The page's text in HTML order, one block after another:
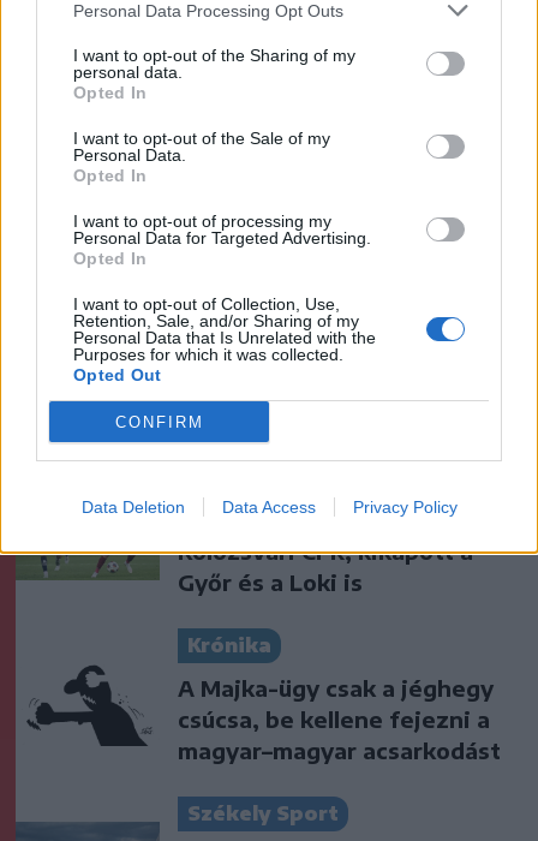
Personal Data Processing Opt Outs
I want to opt-out of the Sharing of my
personal data.
Opted In
I want to opt-out of the Sale of my
Personal Data.
Opted In
I want to opt-out of processing my
Personal Data for Targeted Advertising.
Opted In
I want to opt-out of Collection, Use,
Retention, Sale, and/or Sharing of my
Personal Data that Is Unrelated with the
Purposes for which it was collected.
Opted Out
CONFIRM
Data Deletion Data Access Privacy Policy
Ezek is érdekelhetik
Székelyhon
kórházba, miután kiemelték a
Marosból – frissítve
Székelyhon
Székelykeresztúri üzleteknél
hatóságok
Nagy pofonba szaladt belé a
Kolozsvári CFR, kikapott a
Győr és a Loki is
Krónika
A Majka-ügy csak a jéghegy
csúcsa, be kellene fejezni a
magyar–magyar acsarkodást
Székely Sport